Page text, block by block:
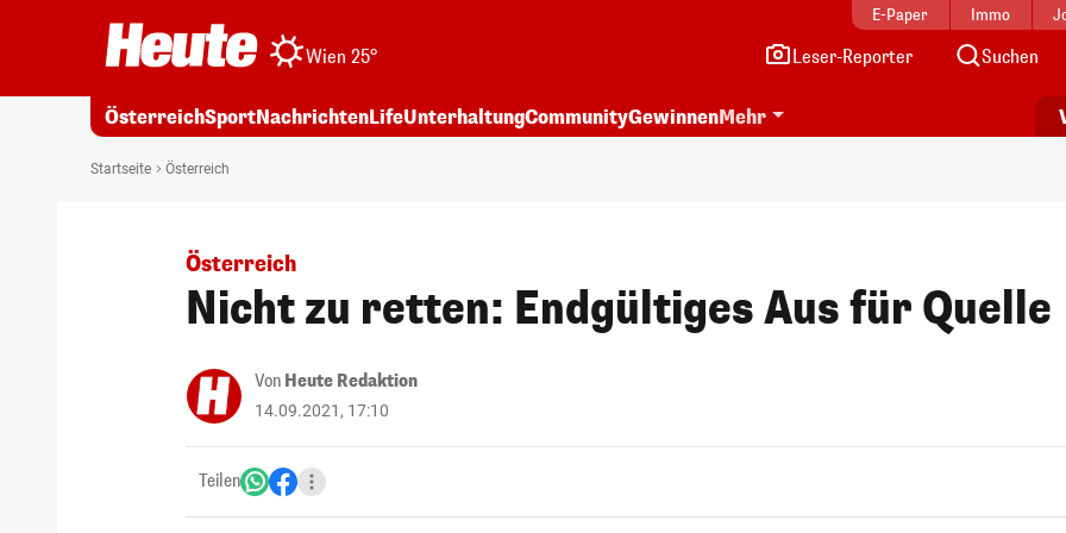
E-Paper Immo
Wien 25° Leser-Reporter Suchen
ÖsterreichSportNachrichtenLifeUnterhaltungCommunityGewinnenMehr
Startseite Österreich
Österreich
Nicht zu retten: Endgültiges Aus für Quelle
Von Heute Redaktion
14.09.2021, 17:10
Teilen